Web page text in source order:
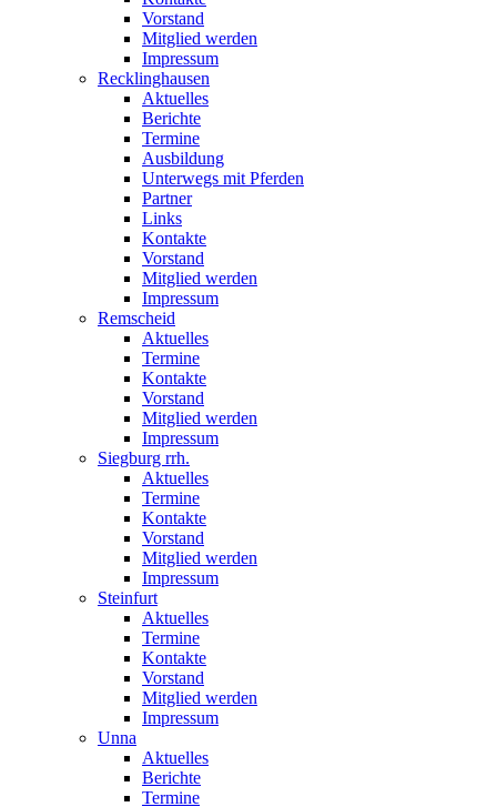
Vorstand
Mitglied werden
Impressum
Recklinghausen
Aktuelles
Berichte
Termine
Ausbildung
Unterwegs mit Pferden
Partner
Links
Kontakte
Vorstand
Mitglied werden
Impressum
Remscheid
Aktuelles
Termine
Kontakte
Vorstand
Mitglied werden
Impressum
Siegburg rrh.
Aktuelles
Termine
Kontakte
Vorstand
Mitglied werden
Impressum
Steinfurt
Aktuelles
Termine
Kontakte
Vorstand
Mitglied werden
Impressum
Unna
Aktuelles
Berichte
Termine